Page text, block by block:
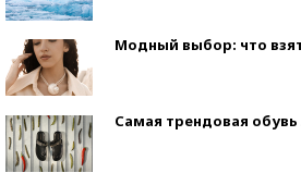
Модный выбор: что
Самая трендовая обувь